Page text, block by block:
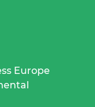
Europe